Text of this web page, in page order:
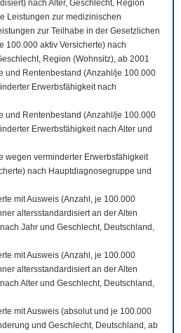
nach Alter, Geschlecht, Region
Leistungen zur medizinischen
zur Teilhabe in der Gesetzlichen
100.000 aktiv Versicherte) nach
Region (Wohnsitz), ab 2001
und Rentenbestand (Anzahl/je 100.000
Erwerbsfähigkeit nach
und Rentenbestand (Anzahl/je 100.000
Erwerbsfähigkeit nach Alter und
wegen verminderter Erwerbsfähigkeit
nach Hauptdiagnosegruppe und
mit Ausweis (Anzahl, je 100.000
altersstandardisiert an der Alten
Jahr und Geschlecht, Deutschland,
mit Ausweis (Anzahl, je 100.000
altersstandardisiert an der Alten
Alter und Geschlecht, Deutschland,
mit Ausweis (absolut und je 100.000
und Geschlecht, Deutschland, ab